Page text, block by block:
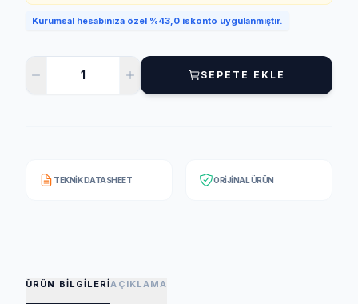
Kurumsal hesabınıza özel %43,0 iskonto uygulanmıştır.
SEPETE EKLE
TEKNIK DATASHEET ORIJINAL ÜRÜN
ÜRÜN BILGILERIAÇIKLAMA